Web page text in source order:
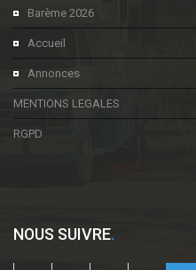
Barème 2026
Accueil
Annonces
MENTIONS LEGALES
RGPD
NOUS SUIVRE.